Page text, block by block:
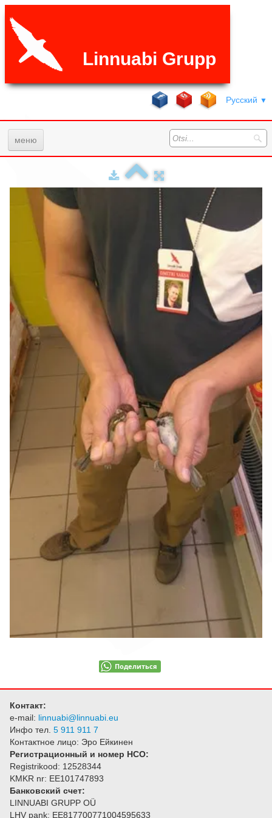
Linnuabi Grupp
Русский ▼
меню
Услуги
Галерея
ЧаВо
Цены
О фирме
Контакт
Поделиться
Контакт:
e-mail: linnuabi@linnuabi.eu
Инфо тел. 5 911 911 7
Контактное лицо: Эро Ейкинен
Регистрационный и номер НСО:
Registrikood: 12528344
KMKR nr: EE101747893
Банковский счет:
LINNUABI GRUPP OÜ
LHV pank: EE817700771004595633